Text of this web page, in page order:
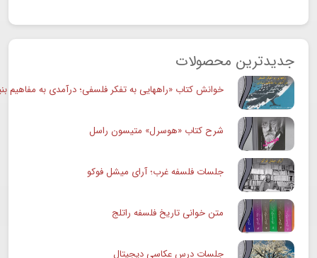
جدیدترین محصولات
خوانش کتاب «راههایی به تفکر فلسفی؛ درآمدی به مفاهیم
شرح کتاب «هوسرل» متیسون راسل
جلسات فلسفه غرب؛ آرای میشل فوکو
متن خوانی تاریخ فلسفه راتلج
جلسات درس عکاسی دیجیتال